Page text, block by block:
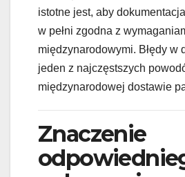
istotne jest, aby
w pełni zgodna z
międzynarodowymi. Błędy w
jeden z najczęstszych
międzynarodowej dostawie
Znaczenie